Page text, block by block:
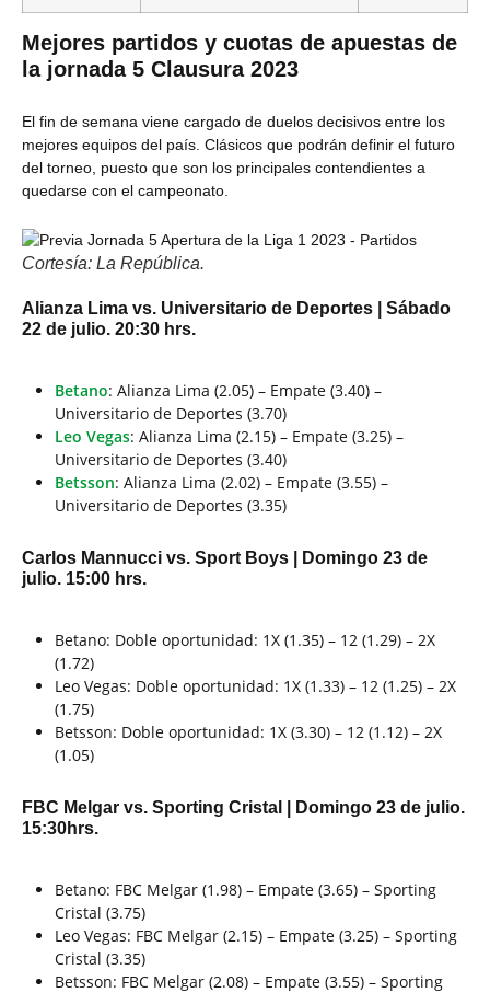
Mejores partidos y cuotas de apuestas de
la jornada 5 Clausura 2023
El fin de semana viene cargado de duelos decisivos entre los
mejores equipos del país. Clásicos que podrán definir el futuro
del torneo, puesto que son los principales contendientes a
quedarse con el campeonato.
Cortesía: La República.
Alianza Lima vs. Universitario de Deportes | Sábado
22 de julio. 20:30 hrs.
Betano: Alianza Lima (2.05) – Empate (3.40) –
Universitario de Deportes (3.70)
Leo Vegas: Alianza Lima (2.15) – Empate (3.25) –
Universitario de Deportes (3.40)
Betsson: Alianza Lima (2.02) – Empate (3.55) –
Universitario de Deportes (3.35)
Carlos Mannucci vs. Sport Boys | Domingo 23 de
julio. 15:00 hrs.
Betano: Doble oportunidad: 1X (1.35) – 12 (1.29) – 2X
(1.72)
Leo Vegas: Doble oportunidad: 1X (1.33) – 12 (1.25) – 2X
(1.75)
Betsson: Doble oportunidad: 1X (3.30) – 12 (1.12) – 2X
(1.05)
FBC Melgar vs. Sporting Cristal | Domingo 23 de julio.
15:30hrs.
Betano: FBC Melgar (1.98) – Empate (3.65) – Sporting
Cristal (3.75)
Leo Vegas: FBC Melgar (2.15) – Empate (3.25) – Sporting
Cristal (3.35)
Betsson: FBC Melgar (2.08) – Empate (3.55) – Sporting